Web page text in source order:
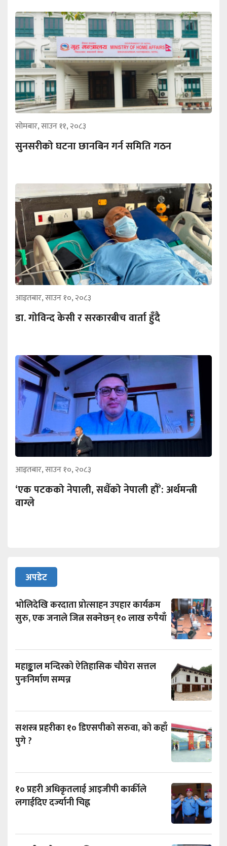
सोमबार, साउन ११, २०८३
सुनसरीको घटना छानबिन गर्न समिति गठन
आइतबार, साउन १०, २०८३
डा. गोविन्द केसी र सरकारबीच वार्ता हुँदै
आइतबार, साउन १०, २०८३
‘एक पटकको नेपाली, सधैँको नेपाली हौँ’: अर्थमन्त्री
वाग्ले
अपडेट
भोलिदेखि करदाता प्रोत्साहन उपहार कार्यक्रम
सुरु, एक जनाले जित्न सक्नेछन् १० लाख रुपैयाँ
महाङ्काल मन्दिरको ऐतिहासिक चौघेरा सत्तल
पुनःनिर्माण सम्पन्न
सशस्त्र प्रहरीका १० डिएसपीको सरुवा, को कहाँ
पुगे ?
१० प्रहरी अधिकृतलाई आइजीपी कार्कीले
लगाईदिए दर्ज्यानी चिह्न